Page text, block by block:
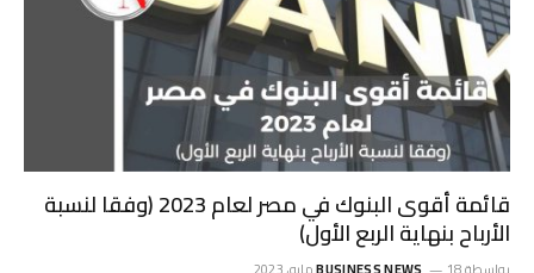
قائمة أقوى البنوك في مصر لعام 2023 (وفقا لنسبة
الأرباح بنهاية الربع الأول)